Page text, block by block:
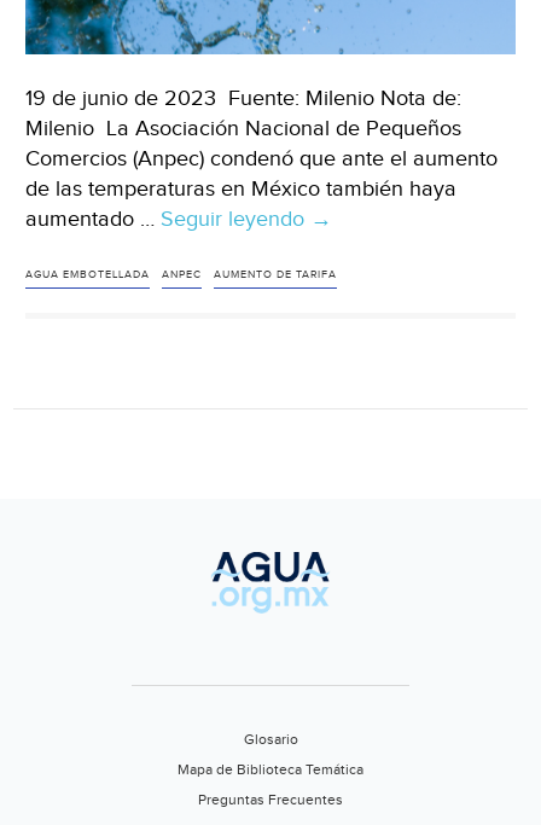
(El
Economista)
19 de junio de 2023 Fuente: Milenio Nota de:
Milenio La Asociación Nacional de Pequeños
Comercios (Anpec) condenó que ante el aumento
de las temperaturas en México también haya
aumentado … Seguir leyendo México-
de
en
medio
de
(Milenio)
→
AGUA EMBOTELLADA ANPEC AUMENTO DE TARIFA
Glosario
Mapa de Biblioteca Temática
Preguntas Frecuentes